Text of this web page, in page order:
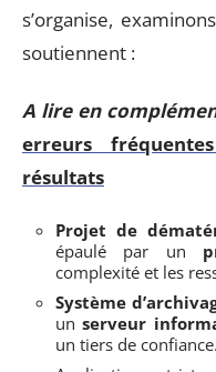
s’organise,
soutiennent :
A lire en
erreurs
résultats
Projet de
épaulé par un
complexité et les
Système
unserveur
un tiers de confiance.